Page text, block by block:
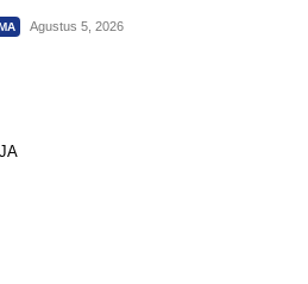
Agustus 5, 2026